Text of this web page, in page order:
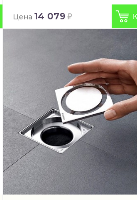
Цена 14 079